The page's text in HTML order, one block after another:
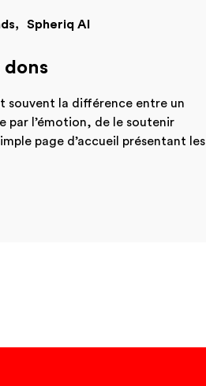
Spheriq AI
dons
souvent la différence entre un
l’émotion, de le soutenir
page d’accueil présentant les